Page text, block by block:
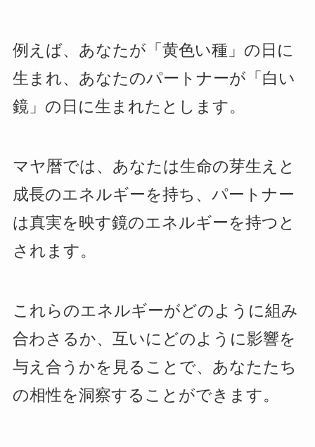
例えば、あなたが「黄色い種」の日に
生まれ、あなたのパートナーが「白い
鏡」の日に生まれたとします。
マヤ暦では、あなたは生命の芽生えと
成長のエネルギーを持ち、パートナー
は真実を映す鏡のエネルギーを持つと
されます。
これらのエネルギーがどのように組み
合わさるか、互いにどのように影響を
与え合うかを見ることで、あなたたち
の相性を洞察することができます。